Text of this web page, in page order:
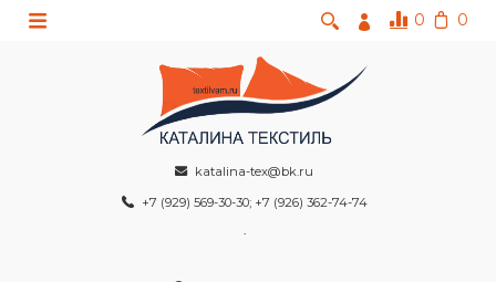
0 0
katalina-tex@bk.ru
+7 (929) 569-30-30; +7 (926) 362-74-74